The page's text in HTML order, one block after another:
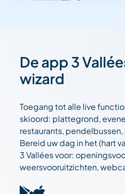
De app 3
wizard
Toegang tot alle live
skioord: plattegrond,
restaurants,
Bereid uw dag in het (hart
3 Vallées voor:
weersvooruitzichten,